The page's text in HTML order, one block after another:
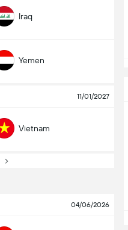
Iraq
Yemen
11/01/2027
Vietnam
04/06/2026